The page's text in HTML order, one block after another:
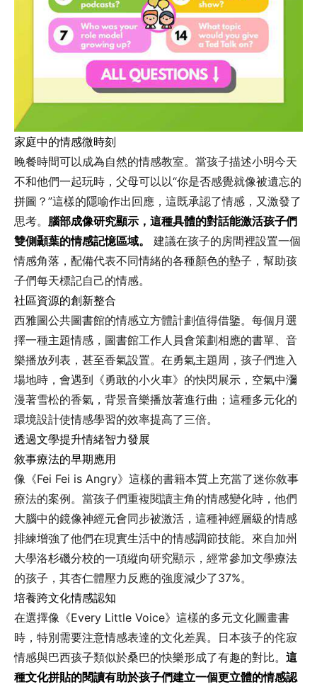
家庭中的情感微時刻
晚餐時間可以成為自然的情感教室。當孩子描述小明今天
不和他們一起玩時，父母可以以“你是否感覺就像被遺忘的
拼圖？”這樣的隱喻作出回應，這既承認了情感，又激發了
思考。 腦部成像研究顯示，這種具體的對話能激活孩子們
雙側顳葉的情感記憶區域。
建議在孩子的房間裡設置一個
情感角落，配備代表不同情緒的各種顏色的墊子，幫助孩
子們每天標記自己的情感。
社區資源的創新整合
西雅圖公共圖書館的情感立方體計劃值得借鑒。每個月選
擇一種主題情感，圖書館工作人員會策劃相應的書單、音
樂播放列表，甚至香氣設置。在勇氣主題周，孩子們進入
場地時，會遇到《勇敢的小火車》的快閃展示，空氣中瀰
漫著雪松的香氣，背景音樂播放著進行曲；這種多元化的
環境設計使情感學習的效率提高了三倍。
透過文學提升情緒智力發展
敘事療法的早期應用
像《Fei Fei is Angry》這樣的書籍本質上充當了迷你敘事
療法的案例。當孩子們重複閱讀主角的情感變化時，他們
大腦中的鏡像神經元會同步被激活，這種神經層級的情感
排練增強了他們在現實生活中的情感調節技能。來自加州
大學洛杉磯分校的一項縱向研究顯示，經常參加文學療法
的孩子，其杏仁體壓力反應的強度減少了37%。
培養跨文化情感認知
在選擇像《Every Little Voice》這樣的多元文化圖畫書
時，特別需要注意情感表達的文化差異。日本孩子的侘寂
情感與巴西孩子類似於桑巴的快樂形成了有趣的對比。 這
種文化拼貼的閱讀有助於孩子們建立一個更立體的情感認